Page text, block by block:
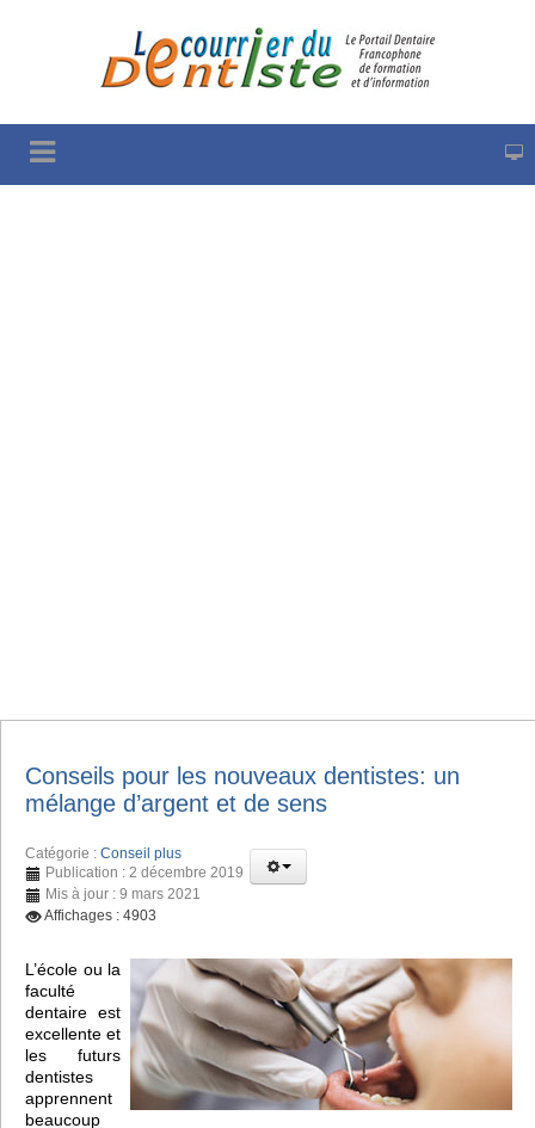
Conseils pour les nouveaux dentistes: un
mélange d’argent et de sens
Catégorie : Conseil plus
Publication : 2 décembre 2019
Mis à jour : 9 mars 2021
Affichages : 4903
L’école ou la
faculté
dentaire est
excellente et
les futurs
dentistes
apprennent
beaucoup